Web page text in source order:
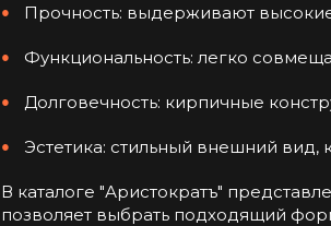
Прочность: выдерживают
Функциональность: легко
Долговечность: кирпичные
Эстетика: стильный внешний
В каталоге "Аристократъ"
позволяет выбрать подходящий